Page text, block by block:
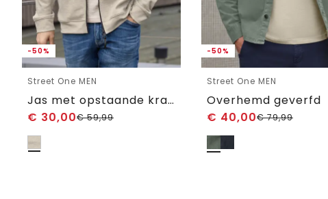
-50%
Street One MEN
Jas met opstaande kraag in gemêleerde look
€ 30,00€59,99
-50%
Street One MEN
Overhemd geverfd
€ 40,00€79,99